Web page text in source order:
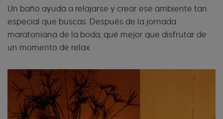
Un baño ayuda a relajarse y crear ese ambiente tan
especial que buscas. Después de la jornada
maratoniana de la boda, qué mejor que disfrutar de
un momento de relax.